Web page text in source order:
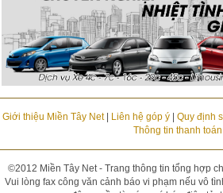
Giới thiệu Miền Tây Net| Liên hệ góp ý| Quy định
Thông tin thanh toán
©2012 Miền Tây Net - Trang thông tin tổng hợp
Vui lòng fax công văn cảnh báo vi phạm nếu vô